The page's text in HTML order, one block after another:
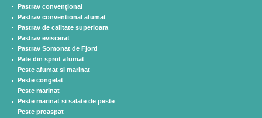
Pastrav convențional
Pastrav conventional afumat
Pastrav de calitate superioara
Pastrav eviscerat
Pastrav Somonat de Fjord
Pate din sprot afumat
Peste afumat si marinat
Peste congelat
Peste marinat
Peste marinat si salate de peste
Peste proaspat